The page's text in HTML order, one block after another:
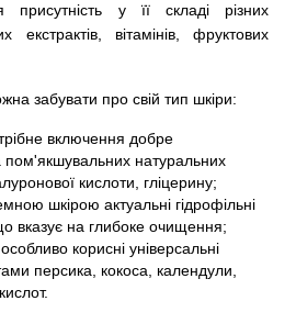
присутність у її складі різних
екстрактів, вітамінів, фруктових
забувати про свій тип шкіри:
включення добре
пом'якшувальних натуральних
кислоти, гліцерину;
шкірою актуальні гідрофільні
вказує на глибоке очищення;
корисні універсальні
персика, кокоса, календули,